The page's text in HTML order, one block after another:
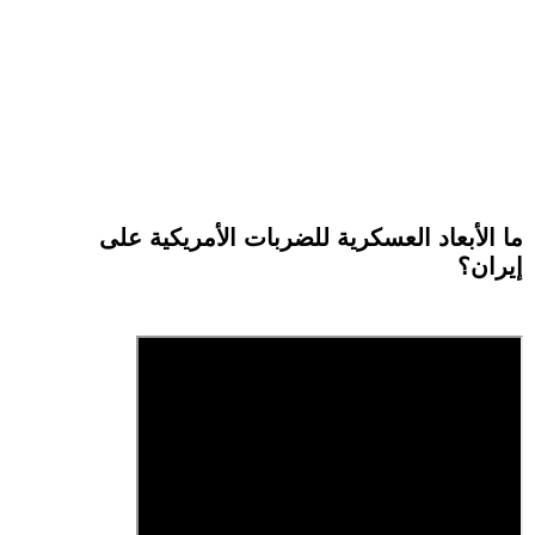
ما الأبعاد العسكرية للضربات الأمريكية على
إيران؟